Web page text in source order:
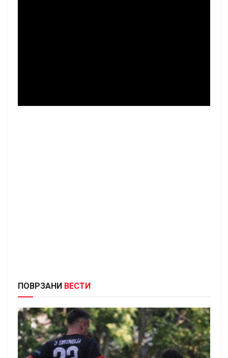
ПОВРЗАНИ ВЕСТИ